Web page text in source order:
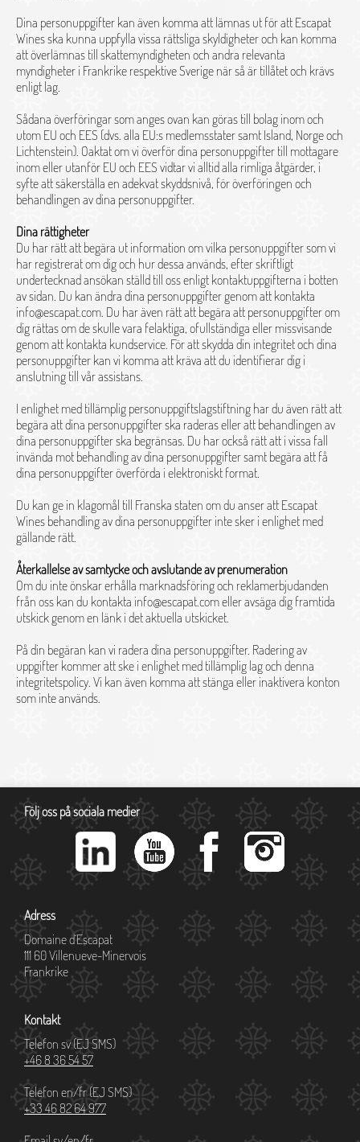
Dina personuppgifter kan även komma att lämnas ut för att Escapat
Wines ska kunna uppfylla vissa rättsliga skyldigheter och kan komma
att överlämnas till skattemyndigheten och andra relevanta
myndigheter i Frankrike respektive Sverige när så är tillåtet och krävs
enligt lag.
Sådana överföringar som anges ovan kan göras till bolag inom och
utom EU och EES (dvs. alla EU:s medlemsstater samt Island, Norge och
Lichtenstein). Oaktat om vi överför dina personuppgifter till mottagare
inom eller utanför EU och EES vidtar vi alltid alla rimliga åtgärder, i
syfte att säkerställa en adekvat skyddsnivå, för överföringen och
behandlingen av dina personuppgifter.
Dina rättigheter
Du har rätt att begära ut information om vilka personuppgifter som vi
har registrerat om dig och hur dessa används, efter skriftligt
undertecknad ansökan ställd till oss enligt kontaktuppgifterna i botten
av sidan. Du kan ändra dina personuppgifter genom att kontakta
info@escapat.com. Du har även rätt att begära att personuppgifter om
dig rättas om de skulle vara felaktiga, ofullständiga eller missvisande
genom att kontakta kundservice. För att skydda din integritet och dina
personuppgifter kan vi komma att kräva att du identifierar dig i
anslutning till vår assistans.
I enlighet med tillämplig personuppgiftslagstiftning har du även rätt att
begära att dina personuppgifter ska raderas eller att behandlingen av
dina personuppgifter ska begränsas. Du har också rätt att i vissa fall
invända mot behandling av dina personuppgifter samt begära att få
dina personuppgifter överförda i elektroniskt format.
Du kan ge in klagomål till Franska staten om du anser att Escapat
Wines behandling av dina personuppgifter inte sker i enlighet med
gällande rätt.
Återkallelse av samtycke och avslutande av prenumeration
Om du inte önskar erhålla marknadsföring och reklamerbjudanden
från oss kan du kontakta info@escapat.com eller avsäga dig framtida
utskick genom en länk i det aktuella utskicket.
På din begäran kan vi radera dina personuppgifter. Radering av
uppgifter kommer att ske i enlighet med tillämplig lag och denna
integritetspolicy. Vi kan även komma att stänga eller inaktivera konton
som inte används.
Följ oss på sociala medier
Adress
Domaine d´Escapat
111 60 Villenueve-Minervois
Frankrike
Kontakt
Telefon sv (EJ SMS)
+46 8 36 54 57
Telefon en/fr (EJ SMS)
+33 46 82 64 977